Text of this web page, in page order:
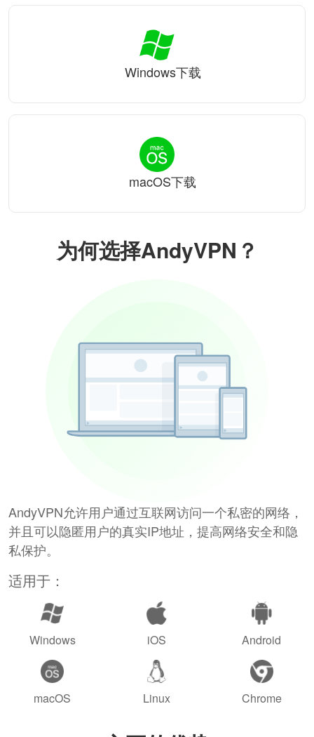
为何选择AndyVPN？
AndyVPN允许用户通过互联网访问一个私密的网络，
并且可以隐匿用户的真实IP地址，提高网络安全和隐
私保护。
适用于：
Windows iOS Android
macOS Linux Chrome
Windows下载
macOS下载